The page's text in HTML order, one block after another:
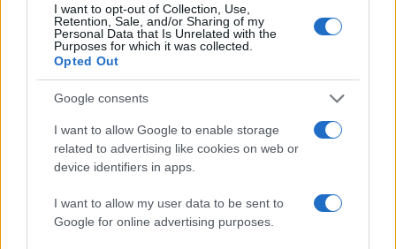
I want to opt-out of Collection, Use,
Retention, Sale, and/or Sharing of my
Personal Data that Is Unrelated with the
Purposes for which it was collected.
Opted Out
Google consents
I want to allow Google to enable storage
related to advertising like cookies on web or
device identifiers in apps.
I want to allow my user data to be sent to
Google for online advertising purposes.
Crollo a Pistunina: vigili del fuoco al lavoro per trovare
i superstiti